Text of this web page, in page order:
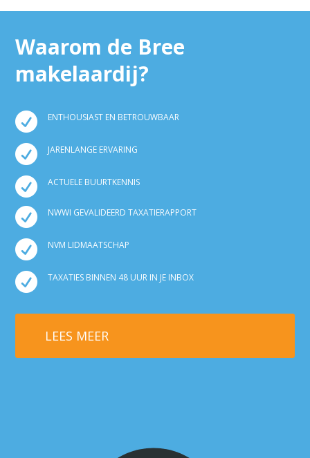
Waarom de Bree
makelaardij?
 ENTHOUSIAST EN BETROUWBAAR
 JARENLANGE ERVARING
 ACTUELE BUURTKENNIS
 NWWI GEVALIDEERD TAXATIERAPPORT
 NVM LIDMAATSCHAP
 TAXATIES BINNEN 48 UUR IN JE INBOX
LEES MEER